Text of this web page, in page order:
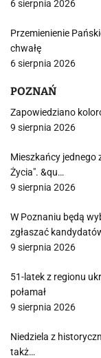
6 sierpnia 2026
Przemienienie
chwałę
6 sierpnia 2026
POZNAŃ
Zapowiedziano
9 sierpnia 2026
Mieszkańcy jednego
Życia". &qu…
9 sierpnia 2026
W Poznaniu będą
zgłaszać
9 sierpnia 2026
51-latek z regionu
połamał
9 sierpnia 2026
Niedziela z
takż…